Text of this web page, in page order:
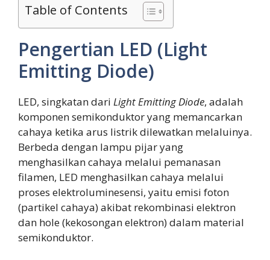
Table of Contents
Pengertian LED (Light
Emitting Diode)
LED, singkatan dari Light Emitting Diode, adalah
komponen semikonduktor yang memancarkan
cahaya ketika arus listrik dilewatkan melaluinya.
Berbeda dengan lampu pijar yang
menghasilkan cahaya melalui pemanasan
filamen, LED menghasilkan cahaya melalui
proses elektroluminesensi, yaitu emisi foton
(partikel cahaya) akibat rekombinasi elektron
dan hole (kekosongan elektron) dalam material
semikonduktor.